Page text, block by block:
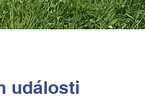
události